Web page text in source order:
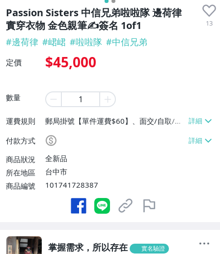
Passion Sisters 中信兄弟啦啦隊 邊荷律
實穿衣物 金色親筆✍️簽名 1of1
13
#邊荷律 #峮峮 #啦啦隊 #中信兄弟
定價 $45,000
數量
運費規則
郵局掛號【單件運費$60】、面交/自取/不
付款方式
商品狀況
全新品
所在地區
台中市
商品編號
101741728387
掌握需求，所以存在 實名驗證